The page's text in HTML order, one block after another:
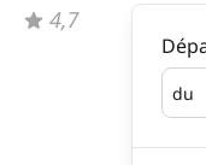
4,7
du